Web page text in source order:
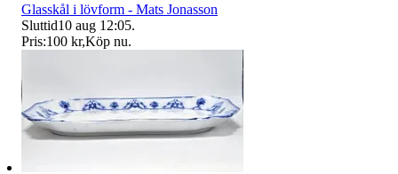
Glasskål i lövform - Mats Jonasson
Sluttid10 aug 12:05.
Pris:100 kr,Köp nu.